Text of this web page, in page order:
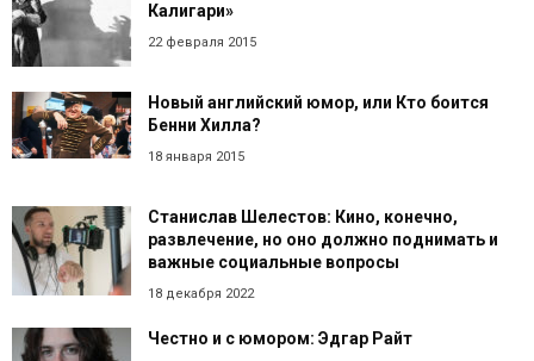
Калигари»
22 февраля 2015
Новый английский юмор, или Кто боится
Бенни Хилла?
18 января 2015
Станислав Шелестов: Кино, конечно,
развлечение, но оно должно поднимать и
важные социальные вопросы
18 декабря 2022
Честно и с юмором: Эдгар Райт